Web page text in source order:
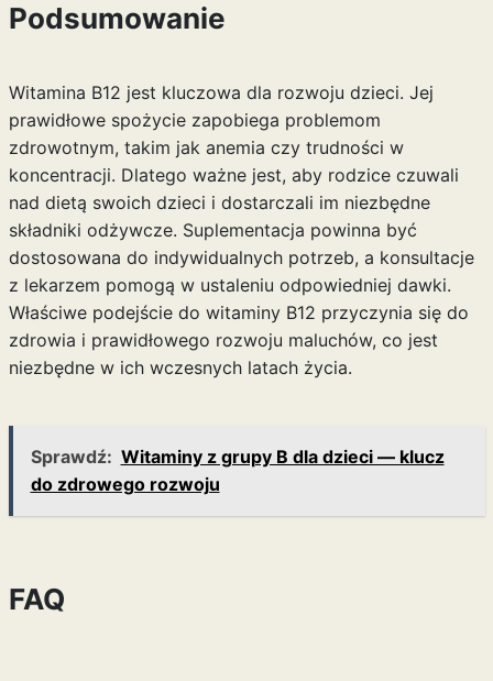
Podsumowanie
Witamina B12 jest kluczowa dla rozwoju dzieci. Jej
prawidłowe spożycie zapobiega problemom
zdrowotnym, takim jak anemia czy trudności w
koncentracji. Dlatego ważne jest, aby rodzice czuwali
nad dietą swoich dzieci i dostarczali im niezbędne
składniki odżywcze. Suplementacja powinna być
dostosowana do indywidualnych potrzeb, a konsultacje
z lekarzem pomogą w ustaleniu odpowiedniej dawki.
Właściwe podejście do witaminy B12 przyczynia się do
zdrowia i prawidłowego rozwoju maluchów, co jest
niezbędne w ich wczesnych latach życia.
Sprawdź: Witaminy z grupy B dla dzieci — klucz
do zdrowego rozwoju
FAQ